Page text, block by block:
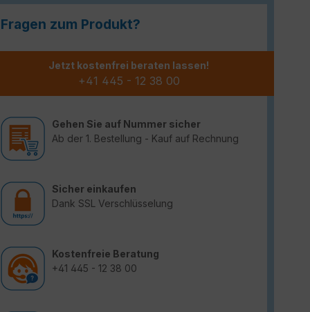
Fragen zum Produkt?
Jetzt kostenfrei beraten lassen!
+41 445 - 12 38 00
Gehen Sie auf Nummer sicher
Ab der 1. Bestellung - Kauf auf Rechnung
Sicher einkaufen
Dank SSL Verschlüsselung
Kostenfreie Beratung
+41 445 - 12 38 00